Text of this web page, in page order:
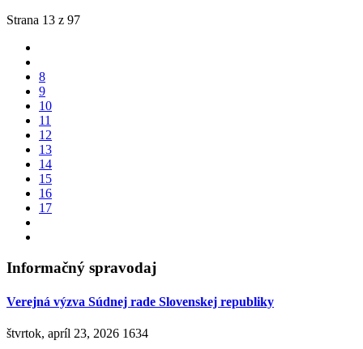
Strana 13 z 97
8
9
10
11
12
13
14
15
16
17
Informačný spravodaj
Verejná výzva Súdnej rade Slovenskej republiky
štvrtok, apríl 23, 2026 1634